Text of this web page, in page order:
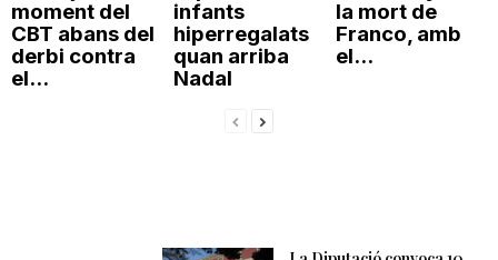
moment del
CBT abans del
derbi contra
el...
infants
hiperregalats
quan arriba
Nadal
la mort de
Franco, amb
el...